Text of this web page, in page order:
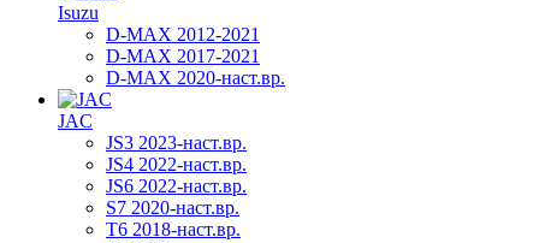
Isuzu
D-MAX 2012-2021
D-MAX 2017-2021
D-MAX 2020-наст.вр.
JAC
JS3 2023-наст.вр.
JS4 2022-наст.вр.
JS6 2022-наст.вр.
S7 2020-наст.вр.
T6 2018-наст.вр.